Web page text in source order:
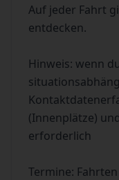
Auf jeder Fahrt
entdecken.
Hinweis: wenn
(Innenplätze)
erforderlich
Termine: